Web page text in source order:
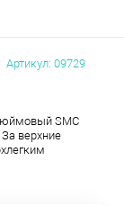
Артикул: 09729
SMC
верхние